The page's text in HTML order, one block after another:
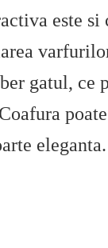
este si
gatul,
eleganta.